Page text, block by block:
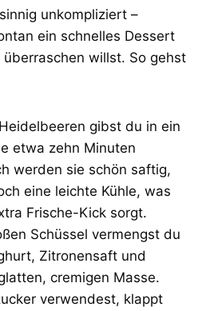
unkompliziert –
ein schnelles Dessert
willst. So gehst
gibst du in ein
etwa zehn Minuten
werden sie schön saftig,
eine leichte Kühle, was
Frische-Kick sorgt.
Schüssel vermengst du
Zitronensaft und
cremigen Masse.
verwendest, klappt